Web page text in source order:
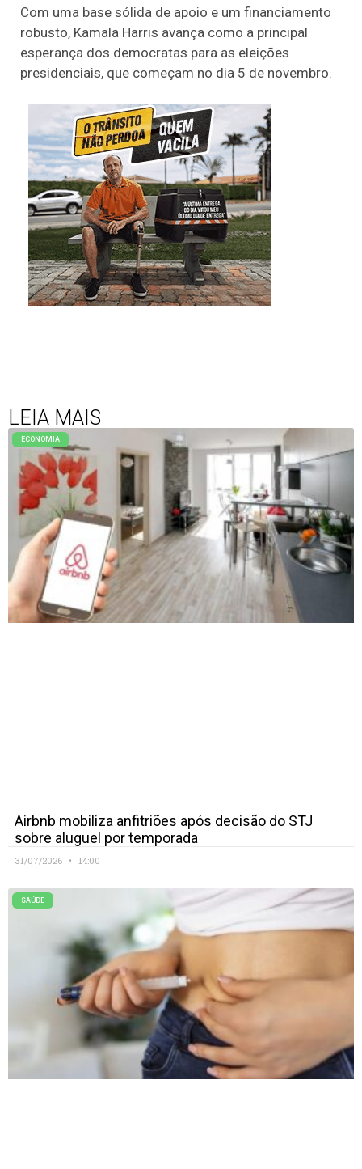
Com uma base sólida de apoio e um financiamento
robusto, Kamala Harris avança como a principal
esperança dos democratas para as eleições
presidenciais, que começam no dia 5 de novembro.
LEIA MAIS
ECONOMIA
Airbnb mobiliza anfitriões após decisão do STJ
sobre aluguel por temporada
31/07/2026 14:00
SAÚDE